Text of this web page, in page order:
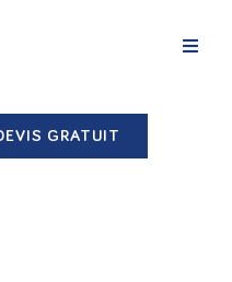
GRATUIT